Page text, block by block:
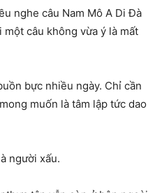
nghe câu Nam Mô A Di Đà
câu không vừa ý là mất
bực nhiều ngày. Chỉ cần
muốn là tâm lập tức dao
người xấu.